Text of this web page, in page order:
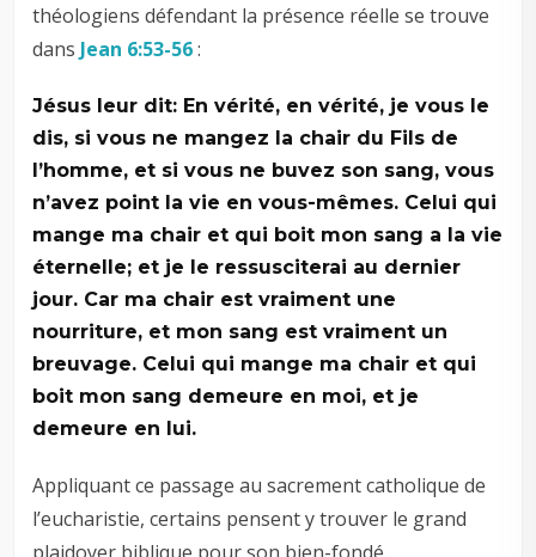
théologiens défendant la présence réelle se trouve
dans Jean 6:53-56:
Jésus leur dit: En vérité, en vérité, je vous le
dis, si vous ne mangez la chair du Fils de
l’homme, et si vous ne buvez son sang, vous
n’avez point la vie en vous-mêmes. Celui qui
mange ma chair et qui boit mon sang a la vie
éternelle; et je le ressusciterai au dernier
jour. Car ma chair est vraiment une
nourriture, et mon sang est vraiment un
breuvage. Celui qui mange ma chair et qui
boit mon sang demeure en moi, et je
demeure en lui.
Appliquant ce passage au sacrement catholique de
l’eucharistie, certains pensent y trouver le grand
plaidoyer biblique pour son bien-fondé.